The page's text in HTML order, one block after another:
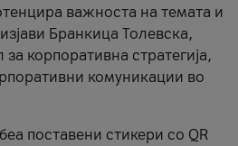
важноста на темата и
Бранкица Толевска,
корпоративна стратегија,
комуникации во
поставени стикери со QR